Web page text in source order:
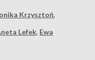
Krzysztoń,
Lefek, Ewa